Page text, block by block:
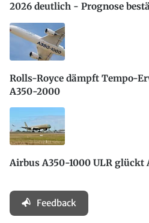
2026 deutlich - Prognose
Rolls-Royce dämpft Tempo-
A350-2000
Airbus A350-1000 ULR
Feedback